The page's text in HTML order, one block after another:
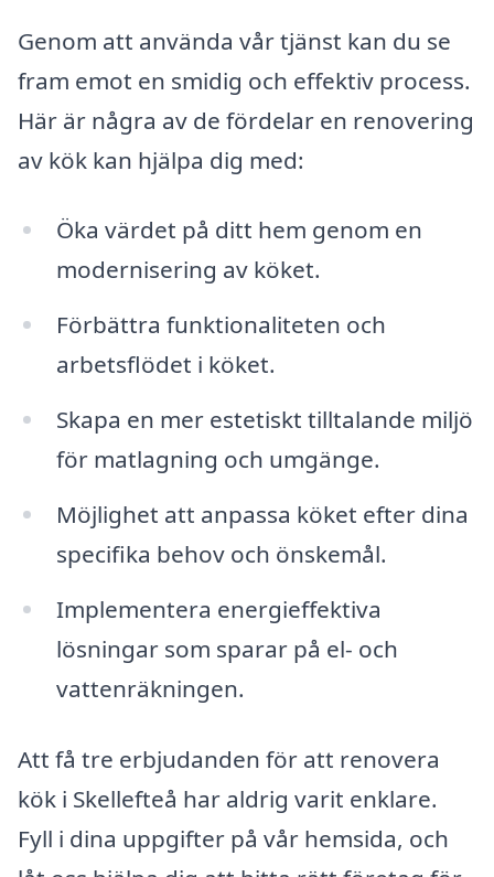
Genom att använda vår tjänst kan du se
fram emot en smidig och effektiv process.
Här är några av de fördelar en renovering
av kök kan hjälpa dig med:
Öka värdet på ditt hem genom en
modernisering av köket.
Förbättra funktionaliteten och
arbetsflödet i köket.
Skapa en mer estetiskt tilltalande miljö
för matlagning och umgänge.
Möjlighet att anpassa köket efter dina
specifika behov och önskemål.
Implementera energieffektiva
lösningar som sparar på el- och
vattenräkningen.
Att få tre erbjudanden för att renovera
kök i Skellefteå har aldrig varit enklare.
Fyll i dina uppgifter på vår hemsida, och